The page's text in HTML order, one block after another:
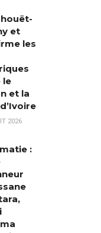
et
les
le
et la
2026
: